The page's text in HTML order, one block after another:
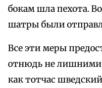
бокам шла пехота.
шатры были
Все эти меры
отнюдь не лишними:
как тотчас